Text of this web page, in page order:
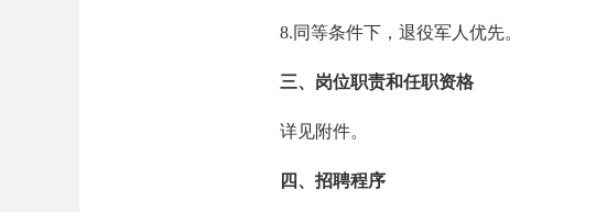
8.同等条件下，退役军人优先。
三、岗位职责和任职资格
详见附件。
四、招聘程序